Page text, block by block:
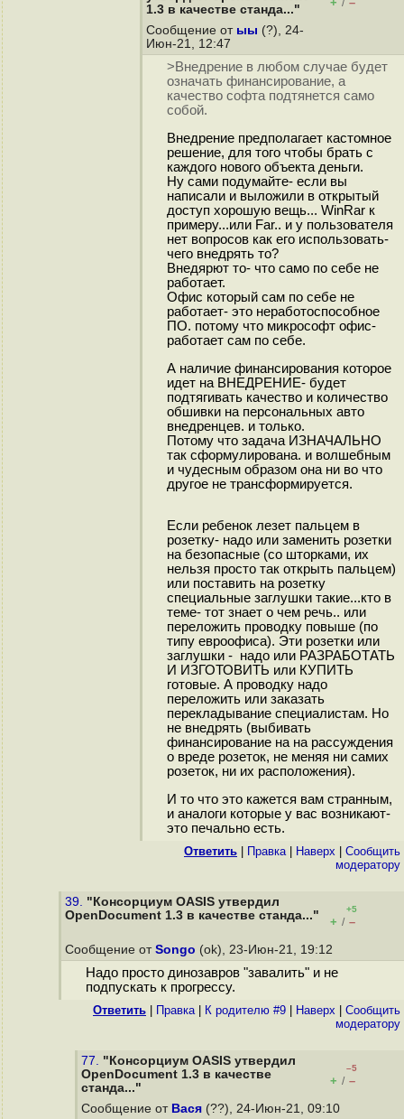
1.3 в качестве станда..."
/
Сообщение от ыы (?), 24-
Июн-21, 12:47
>Внедрение в любом случае будет
означать финансирование, а
качество софта подтянется само
собой.
Внедрение предполагает кастомное
решение, для того чтобы брать с
каждого нового объекта деньги.
Ну сами подумайте- если вы
написали и выложили в открытый
доступ хорошую вещь... WinRar к
примеру...или Far.. и у пользователя
нет вопросов как его использовать-
чего внедрять то?
Внедярют то- что само по себе не
работает.
Офис который сам по себе не
работает- это неработоспособное
ПО. потому что микрософт офис-
работает сам по себе.
А наличие финансирования которое
идет на ВНЕДРЕНИЕ- будет
подтягивать качество и количество
обшивки на персональных авто
внедренцев. и только.
Потому что задача ИЗНАЧАЛЬНО
так сформулирована. и волшебным
и чудесным образом она ни во что
другое не трансформируется.
Если ребенок лезет пальцем в
розетку- надо или заменить розетки
на безопасные (со шторками, их
нельзя просто так открыть пальцем)
или поставить на розетку
специальные заглушки такие...кто в
теме- тот знает о чем речь.. или
переложить проводку повыше (по
типу евроофиса). Эти розетки или
заглушки - надо или РАЗРАБОТАТЬ
И ИЗГОТОВИТЬ или КУПИТЬ
готовые. А проводку надо
переложить или заказать
перекладывание специалистам. Но
не внедрять (выбивать
финансирование на на рассуждения
о вреде розеток, не меняя ни самих
розеток, ни их расположения).
И то что это кажется вам странным,
и аналоги которые у вас возникают-
это печально есть.
Ответить Правка| Наверх
Cообщить
модератору
39. "Консорциум OASIS утвердил
OpenDocument 1.3 в качестве станда..."
+5
+ / –
Сообщение от Songo (ok), 23-Июн-21, 19:12
Надо просто динозавров "завалить" и не
подпускать к прогрессу.
Ответить Правка| К родителю #9 Наверх
Cообщить
модератору
77. "Консорциум OASIS утвердил
OpenDocument 1.3 в качестве
станда..."
–5
+ / –
Сообщение от Вася (??), 24-Июн-21, 09:10